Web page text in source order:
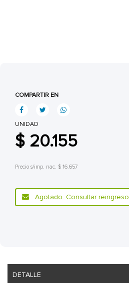
COMPARTIR EN
UNIDAD
$ 20.155
Precio s/imp. nac. $ 16.657
Agotado. Consultar reingreso
DETALLE